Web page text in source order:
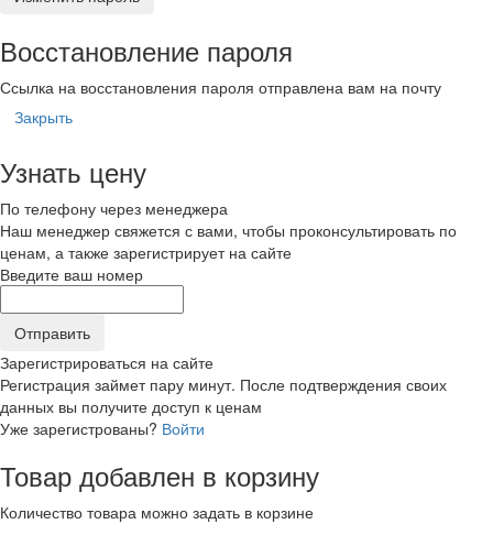
Восстановление пароля
Ссылка на восстановления пароля отправлена вам на почту
Закрыть
Узнать цену
По телефону через менеджера
Наш менеджер свяжется с вами, чтобы проконсультировать по
ценам, а также зарегистрирует на сайте
Введите ваш номер
Зарегистрироваться на сайте
Регистрация займет пару минут. После подтверждения своих
данных вы получите доступ к ценам
Уже зарегистрованы? Войти
Товар добавлен в корзину
Количество товара можно задать в корзине